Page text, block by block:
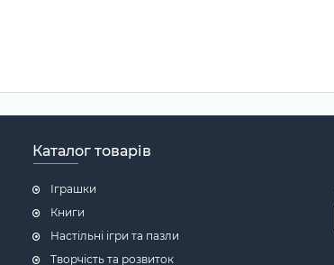
Каталог товарів
Іграшки
Книги
Настільні ігри та пазли
Творчість та розвиток